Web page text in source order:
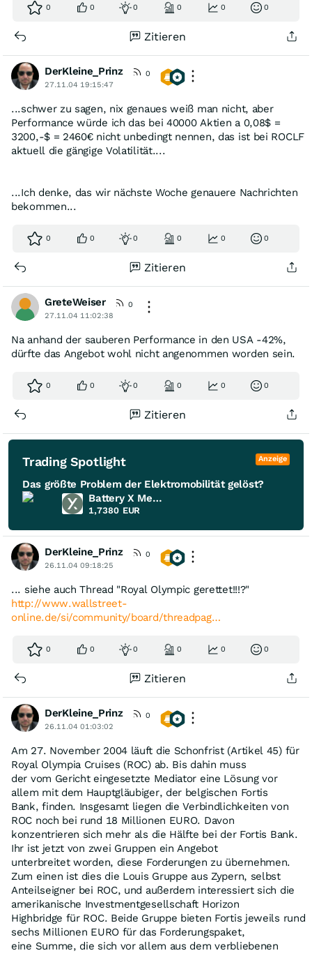
0 0 0 0 0 0
Zitieren
DerKleine_Prinz
0
27.11.04 19:15:47
...schwer zu sagen, nix genaues weiß man nicht, aber
Performance würde ich das bei 40000 Aktien a 0,08$ =
3200,-$ = 2460€ nicht unbedingt nennen, das ist bei ROCLF
aktuell die gängige Volatilität....
...Ich denke, das wir nächste Woche genauere Nachrichten
bekommen...
0 0 0 0 0 0
Zitieren
GreteWeiser
0
27.11.04 11:02:38
Na anhand der sauberen Performance in den USA -42%,
dürfte das Angebot wohl nicht angenommen worden sein.
0 0 0 0 0 0
Zitieren
Trading Spotlight Anzeige
Das größte Problem der Elektromobilität gelöst?
Battery X Metals
1,7380 EUR
DerKleine_Prinz
0
26.11.04 09:18:25
... siehe auch Thread "Royal Olympic gerettet!!!?"
http://www.wallstreet-
online.de/si/community/board/threadpag…
0 0 0 0 0 0
Zitieren
DerKleine_Prinz
0
26.11.04 01:03:02
Am 27. November 2004 läuft die Schonfrist (Artikel 45) für
Royal Olympia Cruises (ROC) ab. Bis dahin muss
der vom Gericht eingesetzte Mediator eine Lösung vor
allem mit dem Hauptgläubiger, der belgischen Fortis
Bank, finden. Insgesamt liegen die Verbindlichkeiten von
ROC noch bei rund 18 Millionen EURO. Davon
konzentrieren sich mehr als die Hälfte bei der Fortis Bank.
Ihr ist jetzt von zwei Gruppen ein Angebot
unterbreitet worden, diese Forderungen zu übernehmen.
Zum einen ist dies die Louis Gruppe aus Zypern, selbst
Anteilseigner bei ROC, und außerdem interessiert sich die
amerikanische Investmentgesellschaft Horizon
Highbridge für ROC. Beide Gruppe bieten Fortis jeweils rund
sechs Millionen EURO für das Forderungspaket,
eine Summe, die sich vor allem aus dem verbliebenen